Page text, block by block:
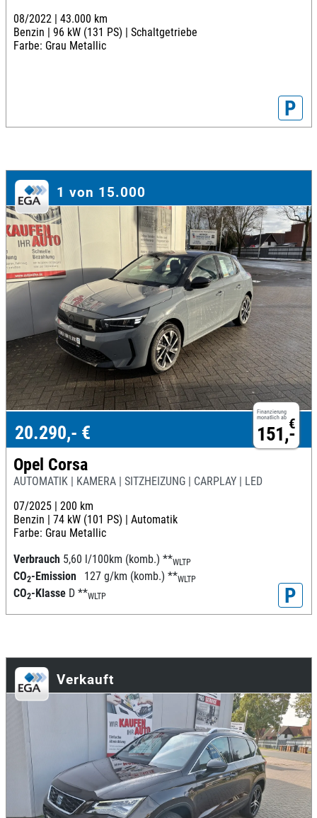
08/2022 | 43.000 km
Benzin | 96 kW (131 PS) | Schaltgetriebe
Farbe: Grau Metallic
P
1 von 15.000
Finanzierung
monatlich ab €
151,-
20.290,- €
Opel Corsa
AUTOMATIK | KAMERA | SITZHEIZUNG | CARPLAY | LED
07/2025 | 200 km
Benzin | 74 kW (101 PS) | Automatik
Farbe: Grau Metallic
Verbrauch 5,60 l/100km (komb.) **WLTP
CO2-Emission 127 g/km (komb.) **WLTP
CO2-Klasse D **WLTP P
Verkauft